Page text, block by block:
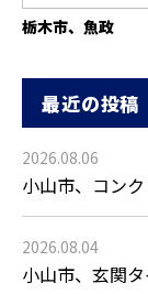
栃木市、魚政
最近の投稿
2026.08.06
小山市、コン
2026.08.04
小山市、玄関